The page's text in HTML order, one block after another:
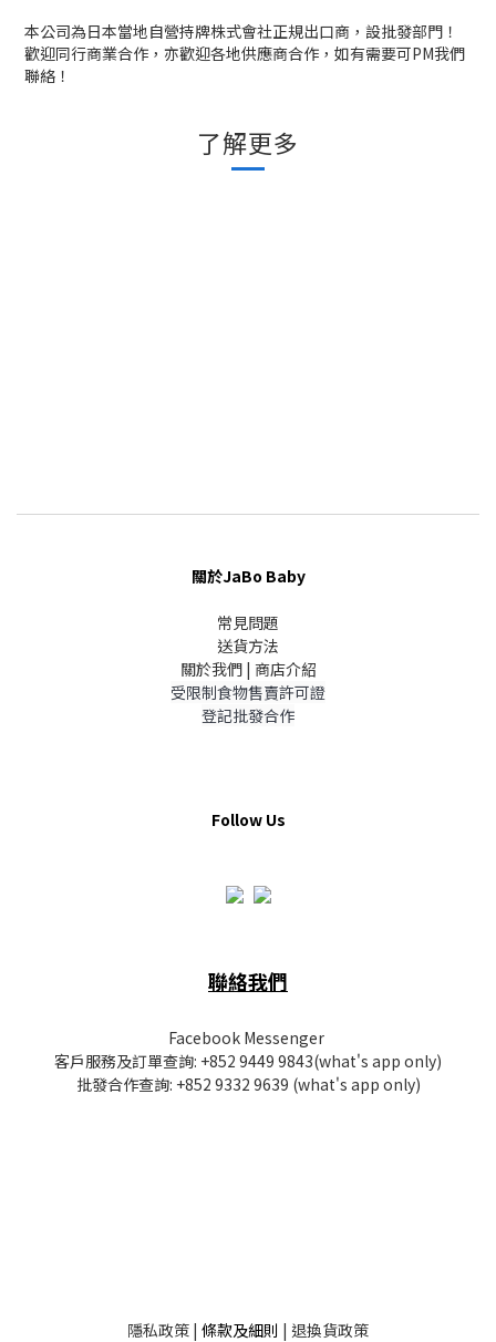
本公司為日本當地自營持牌株式會社正規出口商，設批發部門！
歡迎同行商業合作，亦歡迎各地供應商合作，如有需要可PM我們
聯絡！
了解更多
關於JaBo Baby
常見問題
送貨方法
關於我們 | 商店介紹
受限制食物售賣許可證
登記批發合作
Follow Us
聯絡我們
Facebook Messenger
客戶服務及訂單查詢: +852 9449 9843(what's app only)
批發合作查詢: +852 9332 9639 (what's app only)
隱私政策 | 條款及細則 | 退換貨政策